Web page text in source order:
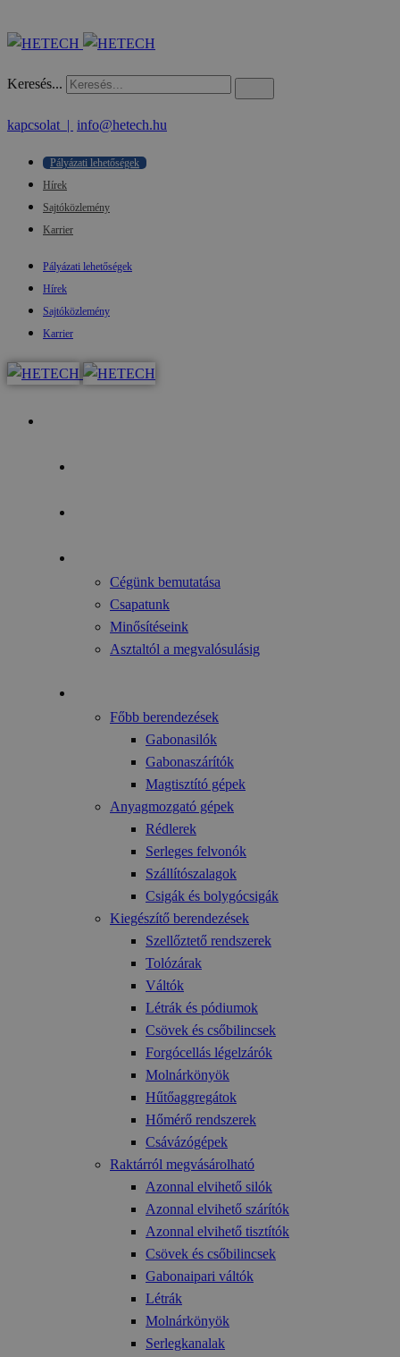
Keresés...
kapcsolat | info@hetech.hu
Pályázati lehetőségek
Hírek
Sajtóközlemény
Karrier
Pályázati lehetőségek
Hírek
Sajtóközlemény
Karrier
Cégünk bemutatása
Csapatunk
Minősítéseink
Asztaltól a megvalósulásig
Főbb berendezések
Gabonasilók
Gabonaszárítók
Magtisztító gépek
Anyagmozgató gépek
Rédlerek
Serleges felvonók
Szállítószalagok
Csigák és bolygócsigák
Kiegészítő berendezések
Szellőztető rendszerek
Tolózárak
Váltók
Létrák és pódiumok
Csövek és csőbilincsek
Forgócellás légelzárók
Molnárkönyök
Hűtőaggregátok
Hőmérő rendszerek
Csávázógépek
Raktárról megvásárolható
Azonnal elvihető silók
Azonnal elvihető szárítók
Azonnal elvihető tisztítók
Csövek és csőbilincsek
Gabonaipari váltók
Létrák
Molnárkönyök
Serlegkanalak